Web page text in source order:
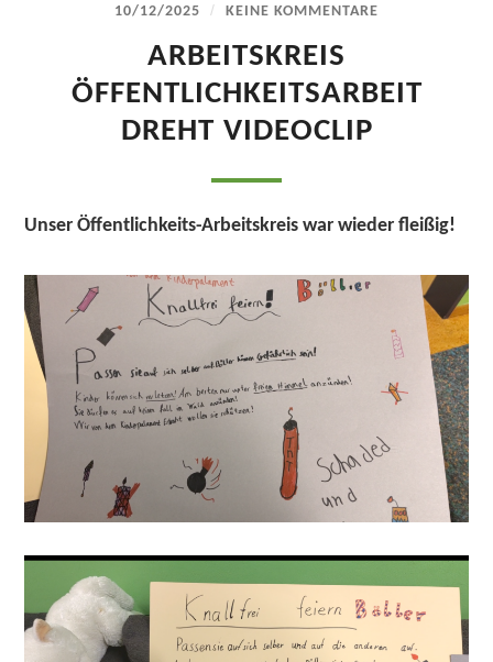
10/12/2025 / KEINE KOMMENTARE
ARBEITSKREIS
ÖFFENTLICHKEITSARBEIT
DREHT VIDEOCLIP
Unser Öffentlichkeits-Arbeitskreis war wieder fleißig!